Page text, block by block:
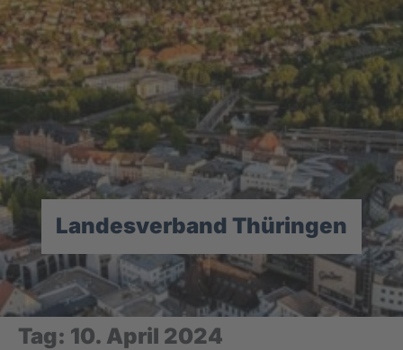
Landesverband Thüringen
Tag: 10. April 2024